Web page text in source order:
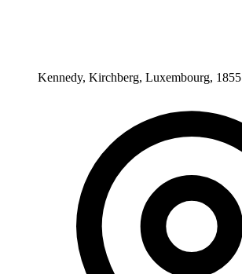
Kennedy, Kirchberg, Luxembourg, 1855